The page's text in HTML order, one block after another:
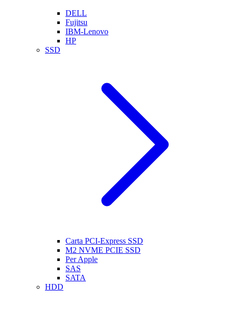
DELL
Fujitsu
IBM-Lenovo
HP
SSD
Carta PCI-Express SSD
M2 NVME PCIE SSD
Per Apple
SAS
SATA
HDD